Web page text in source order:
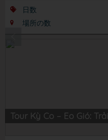
日数
場所の数